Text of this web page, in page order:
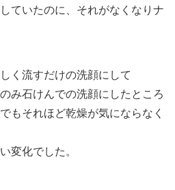
ていたのに、それがなくなりナ
く流すだけの洗顔にして
み石けんでの洗顔にしたところ
もそれほど乾燥が気にならなく
変化でした。